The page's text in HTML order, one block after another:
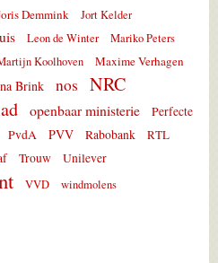
Demmink Jort Kelder
Leon de Winter Mariko Peters
Koolhoven Maxime Verhagen
Brink nos
NRC
openbaar ministerie
Perfecte
PvdA PVV Rabobank RTL
Trouw Unilever
VVD windmolens